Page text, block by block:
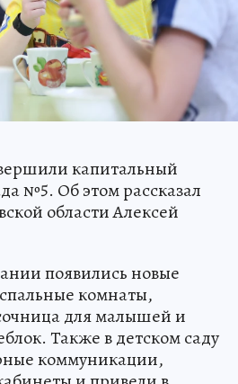
капитальный
№5. Об этом рассказал
области Алексей
появились новые
комнаты,
для малышей и
Также в детском саду
коммуникации,